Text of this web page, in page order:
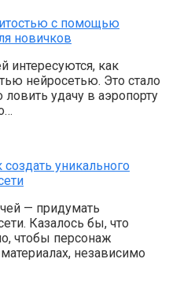
с помощью
новичков
интересуются, как
нейросетью. Это стало
удачу в аэропорту
уникального
— придумать
Казалось бы, что
чтобы персонаж
независимо